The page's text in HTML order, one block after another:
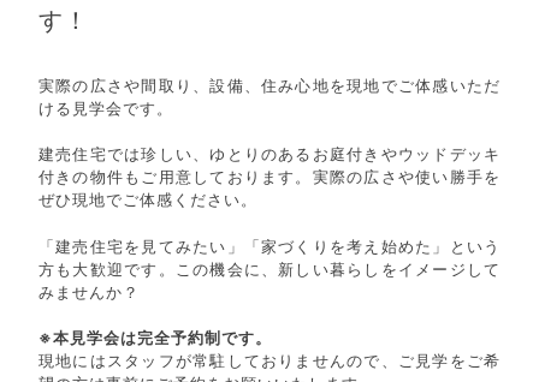
す！
実際の広さや間取り、設備、住み心地を現地でご体感いただ
ける見学会です。
建売住宅では珍しい、ゆとりのあるお庭付きやウッドデッキ
付きの物件もご用意しております。実際の広さや使い勝手を
ぜひ現地でご体感ください。
「建売住宅を見てみたい」「家づくりを考え始めた」という
方も大歓迎です。この機会に、新しい暮らしをイメージして
みませんか？
※本見学会は完全予約制です。
現地にはスタッフが常駐しておりませんので、ご見学をご希